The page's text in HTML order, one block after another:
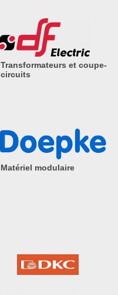
Transformateurs et coupe-
circuits
Matériel modulaire